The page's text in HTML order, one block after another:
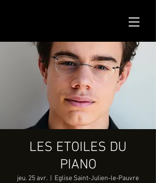
LES ETOILES DU
PIANO
jeu. 25 avr. Eglise Saint-Julien-le-Pauvre